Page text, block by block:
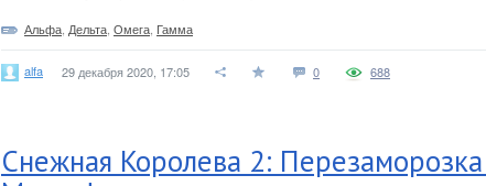
Альфа Дельта Омега Гамма
alfa 29 декабря 2020, 17:05 0 688
Снежная Королева 2: